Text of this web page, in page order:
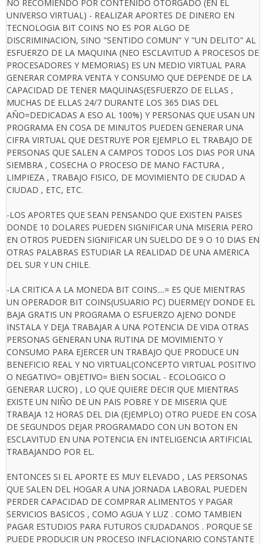
NO RECOMIENDO POR CONTENIDO OTORGADO (EN EL
UNIVERSO VIRTUAL) - REALIZAR APORTES DE DINERO EN
TECNOLOGIA BIT COINS NO ES POR ALGO DE
DISCRIMINACION, SINO "SENTIDO COMUN" Y "UN DELITO" AL
ESFUERZO DE LA MAQUINA (NEO ESCLAVITUD A PROCESOS DE
PROCESADORES Y MEMORIAS) ES UN MEDIO VIRTUAL PARA
GENERAR COMPRA VENTA Y CONSUMO QUE DEPENDE DE LA
CAPACIDAD DE TENER MAQUINAS(ESFUERZO DE ELLAS ,
MUCHAS DE ELLAS 24/7 DURANTE LOS 365 DIAS DEL
AÑO=DEDICADAS A ESO AL 100%) Y PERSONAS QUE USAN UN
PROGRAMA EN COSA DE MINUTOS PUEDEN GENERAR UNA
CIFRA VIRTUAL QUE DESTRUYE POR EJEMPLO EL TRABAJO DE
PERSONAS QUE SALEN A CAMPOS TODOS LOS DIAS POR UNA
SIEMBRA , COSECHA O PROCESO DE MANO FACTURA ,
LIMPIEZA , TRABAJO FISICO, DE MOVIMIENTO DE CIUDAD A
CIUDAD , ETC, ETC.
-LOS APORTES QUE SEAN PENSANDO QUE EXISTEN PAISES
DONDE 10 DOLARES PUEDEN SIGNIFICAR UNA MISERIA PERO
EN OTROS PUEDEN SIGNIFICAR UN SUELDO DE 9 O 10 DIAS EN
OTRAS PALABRAS ESTUDIAR LA REALIDAD DE UNA AMERICA
DEL SUR Y UN CHILE.
-LA CRITICA A LA MONEDA BIT COINS....= ES QUE MIENTRAS
UN OPERADOR BIT COINS(USUARIO PC) DUERME(Y DONDE EL
BAJA GRATIS UN PROGRAMA O ESFUERZO AJENO DONDE
INSTALA Y DEJA TRABAJAR A UNA POTENCIA DE VIDA OTRAS
PERSONAS GENERAN UNA RUTINA DE MOVIMIENTO Y
CONSUMO PARA EJERCER UN TRABAJO QUE PRODUCE UN
BENEFICIO REAL Y NO VIRTUAL(CONCEPTO VIRTUAL POSITIVO
O NEGATIVO= OBJETIVO= BIEN SOCIAL - ECOLOGICO O
GENERAR LUCRO) , LO QUE QUIERE DECIR QUE MIENTRAS
EXISTE UN NIÑO DE UN PAIS POBRE Y DE MISERIA QUE
TRABAJA 12 HORAS DEL DIA (EJEMPLO) OTRO PUEDE EN COSA
DE SEGUNDOS DEJAR PROGRAMADO CON UN BOTON EN
ESCLAVITUD EN UNA POTENCIA EN INTELIGENCIA ARTIFICIAL
TRABAJANDO POR EL.
ENTONCES SI EL APORTE ES MUY ELEVADO , LAS PERSONAS
QUE SALEN DEL HOGAR A UNA JORNADA LABORAL PUEDEN
PERDER CAPACIDAD DE COMPRAR ALIMENTOS Y PAGAR
SERVICIOS BASICOS , COMO AGUA Y LUZ . COMO TAMBIEN
PAGAR ESTUDIOS PARA FUTUROS CIUDADANOS . PORQUE SE
PUEDE PRODUCIR UN PROCESO INFLACIONARIO CONSTANTE